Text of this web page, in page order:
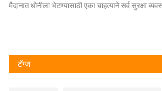
मैदानात धोनीला भेटण्यासाठी एका चाहत्याने सर्व सुरक्षा
टॅग्ज